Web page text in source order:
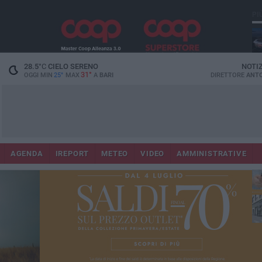
28.5°CCIELO SERENO
OGGI MIN 25° MAX 31° A BARI DIRETTORE
AGENDA IREPORT METEO VIDEO AMMINISTRATIVE